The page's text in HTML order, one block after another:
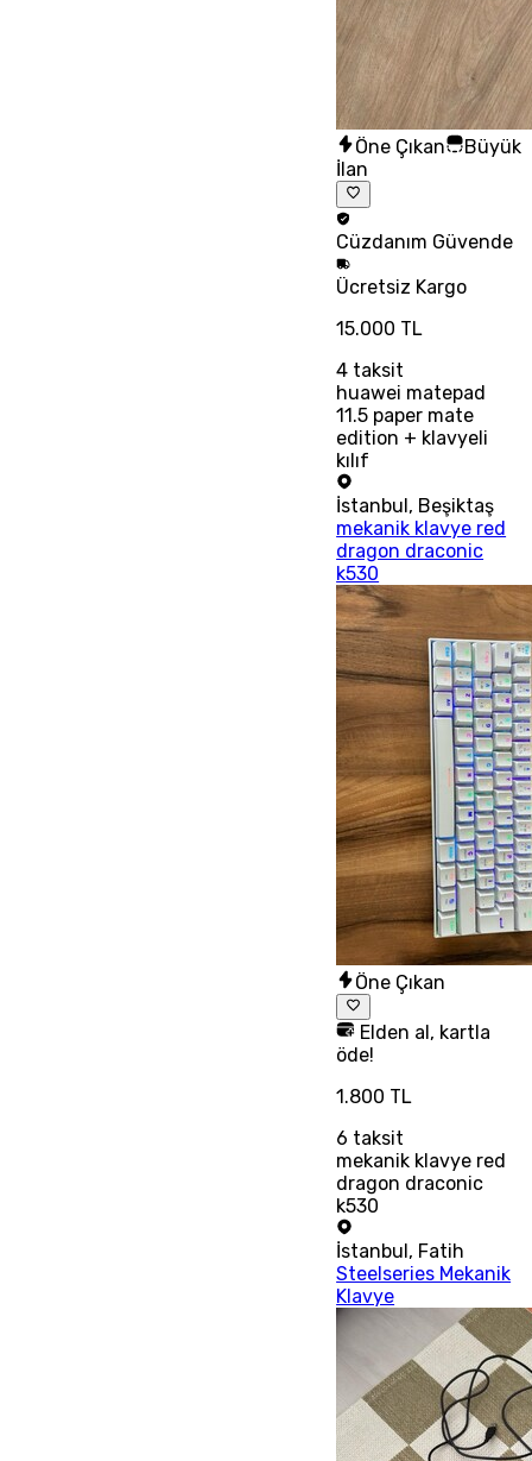
Öne Çıkan
Büyük
İlan
Cüzdanım Güvende
Ücretsiz Kargo
15.000 TL
4 taksit
huawei matepad
11.5 paper mate
edition + klavyeli
kılıf
İstanbul, Beşiktaş
mekanik klavye red
dragon draconic
k530
Öne Çıkan
Elden al, kartla
öde!
1.800 TL
6 taksit
mekanik klavye red
dragon draconic
k530
İstanbul, Fatih
Steelseries Mekanik
Klavye